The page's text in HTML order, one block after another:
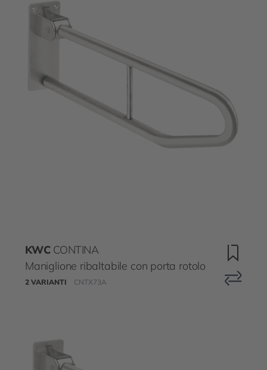
KWC CONTINA
Maniglione ribaltabile con porta rotolo
2 VARIANTI CNTX73A